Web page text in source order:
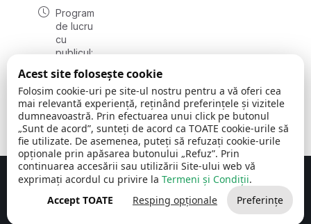
Program
de lucru
cu
publicul:
08:00 -
16:30
, vineri:
08:00 -
14:00
Comuna Cerchezu © 2026Toate drepturile rezervate
Concept realizat de Big Media Relații Publice SRL
Acest site folosește cookie
Folosim cookie-uri pe site-ul nostru pentru a vă oferi cea
mai relevantă experiență, reținând preferințele și vizitele
dumneavoastră. Prin efectuarea unui click pe butonul
„Sunt de acord”, sunteți de acord ca TOATE cookie-urile să
fie utilizate. De asemenea, puteți să refuzați cookie-urile
opționale prin apăsarea butonului „Refuz”. Prin
continuarea accesării sau utilizării Site-ului web vă
exprimați acordul cu privire la Termeni și Condiții.
Accept TOATE
Resping opționale Preferințe